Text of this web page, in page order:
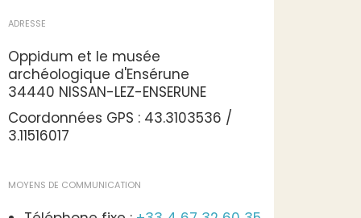
ADRESSE
Oppidum et le musée
archéologique d'Ensérune
34440 NISSAN-LEZ-ENSERUNE
Coordonnées GPS : 43.3103536 /
3.11516017
MOYENS DE COMMUNICATION